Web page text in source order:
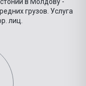
грузов. Услуга
лиц.